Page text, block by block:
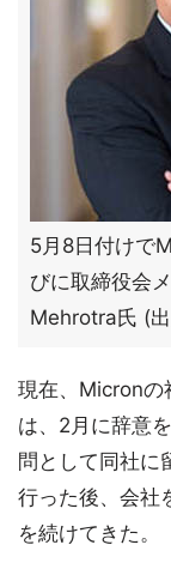
5月8日付けで
びに取締役会
Mehrotra氏 (
現在、Micronの
は、2月に辞意
問として同社に
行った後、会社
を続けてきた。